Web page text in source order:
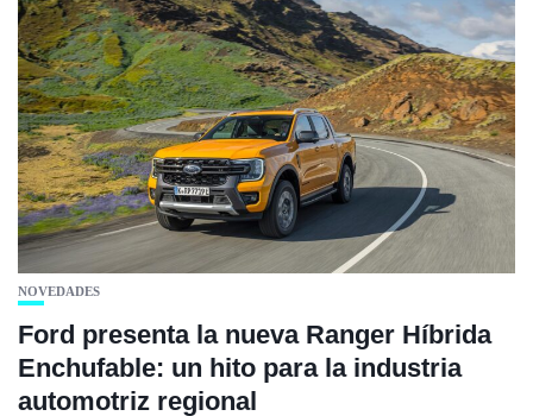
NOVEDADES
Ford presenta la nueva Ranger Híbrida
Enchufable: un hito para la industria
automotriz regional